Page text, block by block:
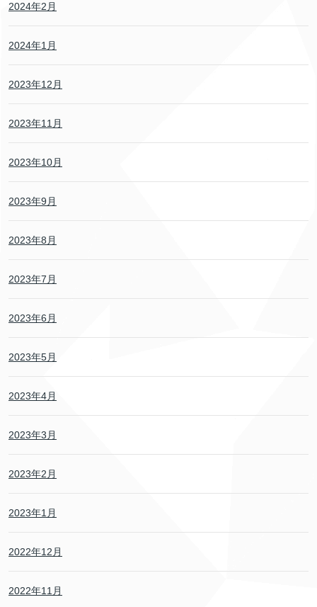
2024年2月
2024年1月
2023年12月
2023年11月
2023年10月
2023年9月
2023年8月
2023年7月
2023年6月
2023年5月
2023年4月
2023年3月
2023年2月
2023年1月
2022年12月
2022年11月